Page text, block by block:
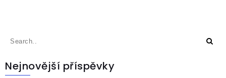
Nejnovější příspěvky